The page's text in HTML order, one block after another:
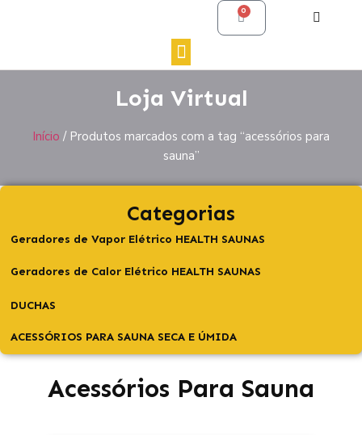
0
Loja Virtual
Início / Produtos marcados com a tag “acessórios para
sauna”
Categorias
Geradores de Vapor Elétrico HEALTH SAUNAS
Geradores de Calor Elétrico HEALTH SAUNAS
DUCHAS
ACESSÓRIOS PARA SAUNA SECA E ÚMIDA
Acessórios Para Sauna